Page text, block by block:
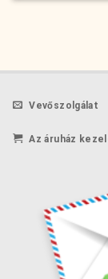
Vevőszolgálat
Az áruház